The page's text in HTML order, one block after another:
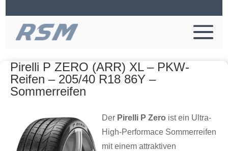
Pirelli P ZERO (ARR) XL – PKW-
Reifen – 205/40 R18 86Y –
Sommerreifen
Der Pirelli P Zero ist ein Ultra-
High-Performace Sommerreifen
mit einem attraktiven